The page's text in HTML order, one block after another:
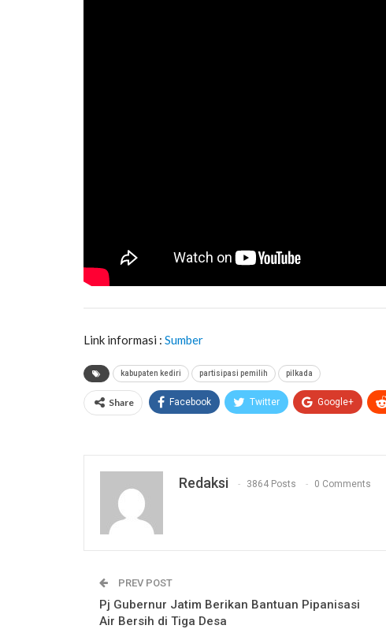
Link informasi : Sumber
kabupaten kediri partisipasi pemilih pilkada
Share Facebook Twitter Google+
Redaksi 3864 Posts 0 Comments
PREV POST
Pj Gubernur Jatim Berikan Bantuan Pipanisasi
Air Bersih di Tiga Desa